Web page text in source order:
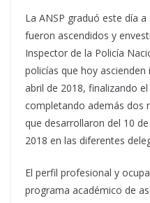
La ANSP graduó este día
fueron ascendidos y
Inspector de la Policía
policías que hoy
abril de 2018, finalizando
completando además dos
que desarrollaron del 10
2018 en las diferentes
El perfil profesional y
programa académico de